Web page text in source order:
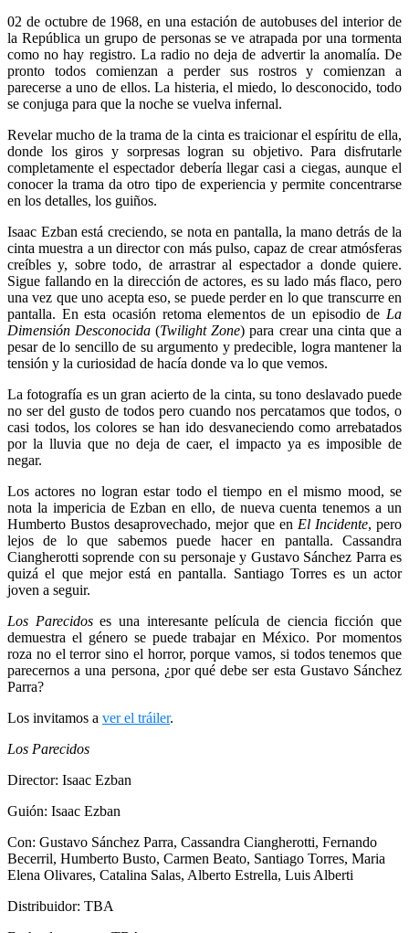
02 de octubre de 1968, en una estación de autobuses del interior de
la República un grupo de personas se ve atrapada por una tormenta
como no hay registro. La radio no deja de advertir la anomalía. De
pronto todos comienzan a perder sus rostros y comienzan a
parecerse a uno de ellos. La histeria, el miedo, lo desconocido, todo
se conjuga para que la noche se vuelva infernal.
Revelar mucho de la trama de la cinta es traicionar el espíritu de ella,
donde los giros y sorpresas logran su objetivo. Para disfrutarle
completamente el espectador debería llegar casi a ciegas, aunque el
conocer la trama da otro tipo de experiencia y permite concentrarse
en los detalles, los guiños.
Isaac Ezban está creciendo, se nota en pantalla, la mano detrás de la
cinta muestra a un director con más pulso, capaz de crear atmósferas
creíbles y, sobre todo, de arrastrar al espectador a donde quiere.
Sigue fallando en la dirección de actores, es su lado más flaco, pero
una vez que uno acepta eso, se puede perder en lo que transcurre en
pantalla. En esta ocasión retoma elementos de un episodio de La
Dimensión Desconocida(Twilight Zone) para crear una cinta que a
pesar de lo sencillo de su argumento y predecible, logra mantener la
tensión y la curiosidad de hacía donde va lo que vemos.
La fotografía es un gran acierto de la cinta, su tono deslavado puede
no ser del gusto de todos pero cuando nos percatamos que todos, o
casi todos, los colores se han ido desvaneciendo como arrebatados
por la lluvia que no deja de caer, el impacto ya es imposible de
negar.
Los actores no logran estar todo el tiempo en el mismo mood, se
nota la impericia de Ezban en ello, de nueva cuenta tenemos a un
Humberto Bustos desaprovechado, mejor que en El Incidente, pero
lejos de lo que sabemos puede hacer en pantalla. Cassandra
Ciangherotti soprende con su personaje y Gustavo Sánchez Parra es
quizá el que mejor está en pantalla. Santiago Torres es un actor
joven a seguir.
Los Parecidoses una interesante película de ciencia ficción que
demuestra el género se puede trabajar en México. Por momentos
roza no el terror sino el horror, porque vamos, si todos tenemos que
parecernos a una persona, ¿por qué debe ser esta Gustavo Sánchez
Parra?
Los invitamos a ver el tráiler.
Los Parecidos
Director: Isaac Ezban
Guión: Isaac Ezban
Con: Gustavo Sánchez Parra, Cassandra Ciangherotti, Fernando
Becerril, Humberto Busto, Carmen Beato, Santiago Torres, Maria
Elena Olivares, Catalina Salas, Alberto Estrella, Luis Alberti
Distribuidor: TBA